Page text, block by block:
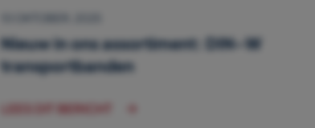
Nieuw in ons assortiment: DIN-W
transportbanden
LEES DIT BERICHT